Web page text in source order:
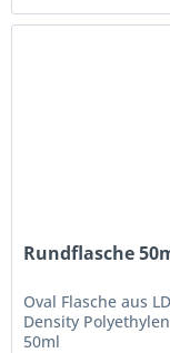
Rundflasche
Oval Flasche aus
Density
50ml